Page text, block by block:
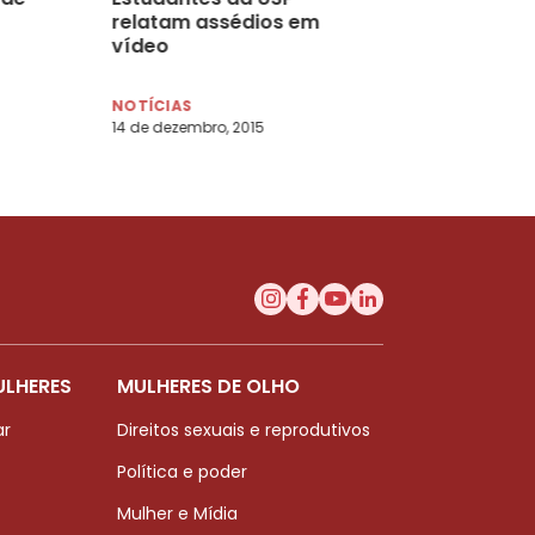
relatam assédios em
vídeo
NOTÍCIAS
14 de dezembro, 2015
MULHERES DE OLHO
Direitos sexuais e reprodutivos
Política e poder
Mulher e Mídia